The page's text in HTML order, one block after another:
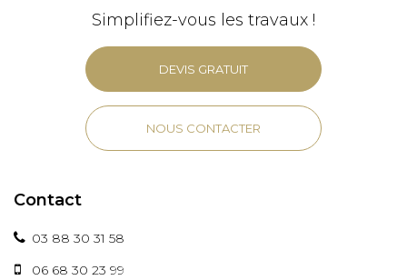
Simplifiez-vous les travaux !
DEVIS GRATUIT
NOUS CONTACTER
Contact
03 88 30 31 58
06 68 30 23 99